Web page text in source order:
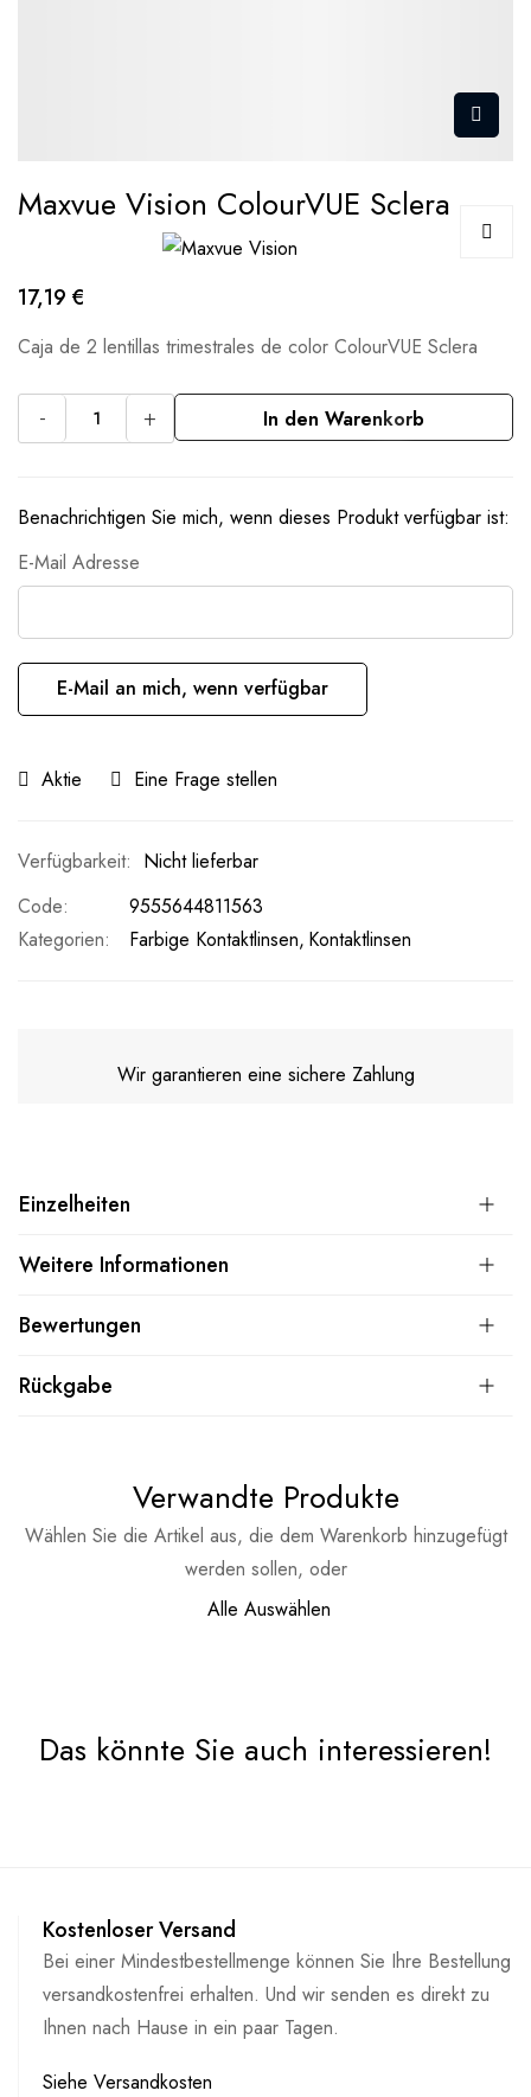
Maxvue Vision ColourVUE Sclera
17,19 €
Caja de 2 lentillas trimestrales de color ColourVUE Sclera
- + In den Warenkorb
Benachrichtigen Sie mich, wenn dieses Produkt verfügbar ist:
E-Mail Adresse
E-Mail an mich, wenn verfügbar
Aktie Eine Frage stellen
Nicht lieferbar
Code
9555644811563
Kategorien:
Farbige Kontaktlinsen Kontaktlinsen
Wir garantieren eine sichere Zahlung
Einzelheiten
Weitere Informationen
Bewertungen
Rückgabe
Verwandte Produkte
Wählen Sie die Artikel aus, die dem Warenkorb hinzugefügt
werden sollen, oder
Alle Auswählen
Das könnte Sie auch interessieren!
Kostenloser Versand
Bei einer Mindestbestellmenge können Sie Ihre Bestellung
versandkostenfrei erhalten. Und wir senden es direkt zu
Ihnen nach Hause in ein paar Tagen.
Siehe Versandkosten